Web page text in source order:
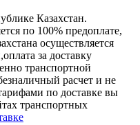
Казахстан.
по 100% предоплате,
осуществляется
за доставку
транспортной
расчет и не
по доставке вы
транспортных